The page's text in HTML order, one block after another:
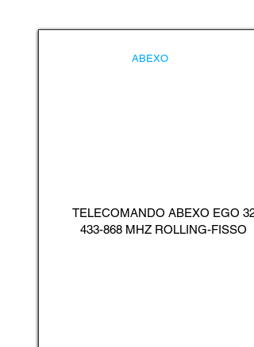
ABEXO
TELECOMANDO ABEXO EGO 32
433-868 MHZ ROLLING-FISSO